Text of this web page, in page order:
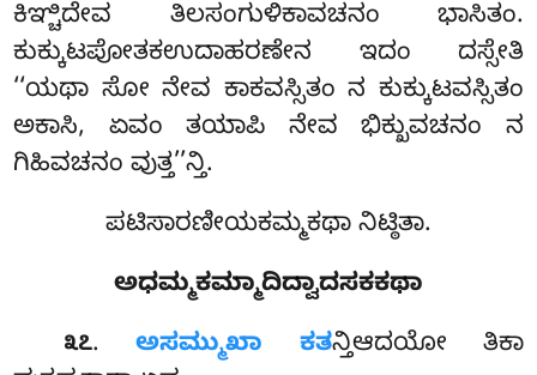
ಕಿಞ್ಚಿದೇವ ತಿಲಸಂಗುಳಿಕಾವಚನಂ ಭಾಸಿತಂ.
ಕುಕ್ಕುಟಪೋತಕಉದಾಹರಣೇನ ಇದಂ ದಸ್ಸೇತಿ
‘‘ಯಥಾ ಸೋ ನೇವ ಕಾಕವಸ್ಸಿತಂ ನ ಕುಕ್ಕುಟವಸ್ಸಿತಂ
ಅಕಾಸಿ, ಏವಂ ತಯಾಪಿ ನೇವ ಭಿಕ್ಖುವಚನಂ ನ
ಗಿಹಿವಚನಂ ವುತ್ತ’’ನ್ತಿ.
ಪಟಿಸಾರಣೀಯಕಮ್ಮಕಥಾ ನಿಟ್ಠಿತಾ.
ಅಧಮ್ಮಕಮ್ಮಾದಿದ್ವಾದಸಕಕಥಾ
೩೭.ಅಸಮ್ಮುಖಾ ಕತನ್ತಿಆದಯೋ ತಿಕಾ